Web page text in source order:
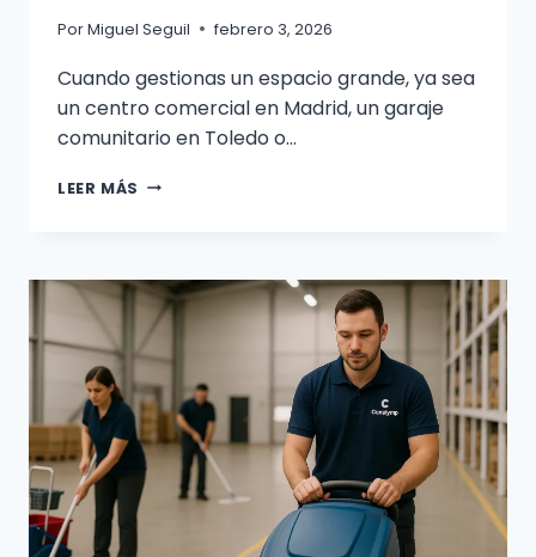
PorMiguel Seguil febrero 3, 2026
Cuando gestionas un espacio grande, ya sea
un centro comercial en Madrid, un garaje
comunitario en Toledo o…
LEER MÁS CÓMO
FREGADORA
INDUSTRIAL
PERFECTA
PARA
TU
NEGOCIO